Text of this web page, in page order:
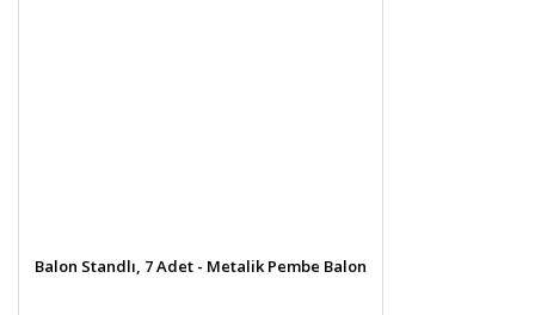
Balon Standlı, 7 Adet - Metalik Pembe Balon